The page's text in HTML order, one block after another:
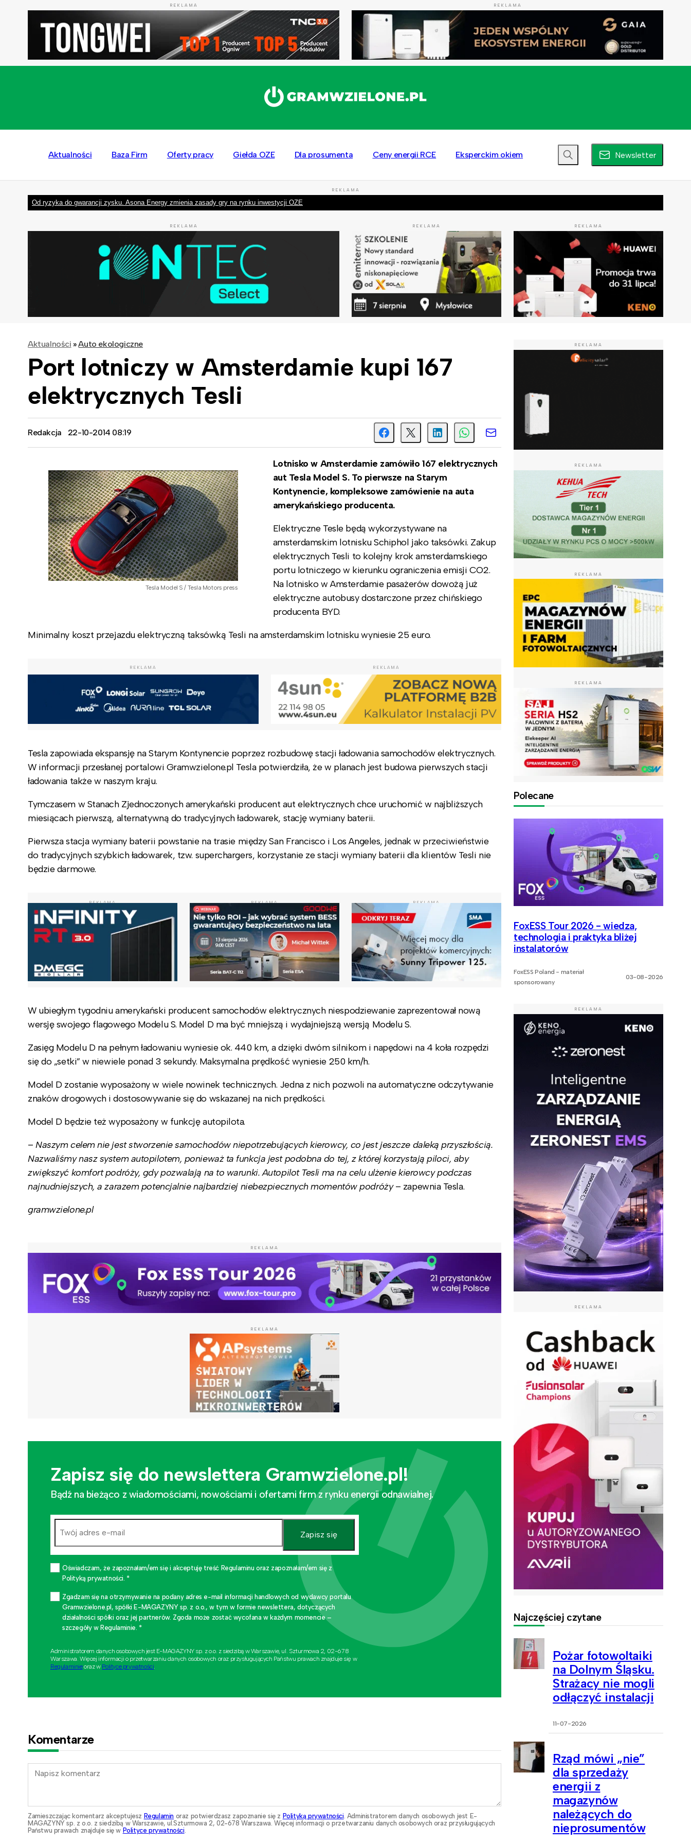
REKLAMA REKLAMA
Aktualności Baza Firm Oferty pracy Giełda OZE Dla prosumenta Ceny energii RCE Eksperckim okiem Newsletter
REKLAMA
Od ryzyka do gwarancji zysku. Asona Energy zmienia zasady gry na rynku inwestycji OZE
REKLAMA REKLAMA REKLAMA
Aktualności »Auto ekologiczne
Port lotniczy w Amsterdamie kupi 167
elektrycznych Tesli
Redakcja 22-10-2014 08:19
Tesla Model S / Tesla Motors press
Lotnisko w Amsterdamie zamówiło 167 elektrycznych
aut Tesla Model S. To pierwsze na Starym
Kontynencie, kompleksowe zamówienie na auta
amerykańskiego producenta.
Elektryczne Tesle będą wykorzystywane na
amsterdamskim lotnisku Schiphol jako taksówki. Zakup
elektrycznych Tesli to kolejny krok amsterdamskiego
portu lotniczego w kierunku ograniczenia emisji CO2.
Na lotnisko w Amsterdamie pasażerów dowożą już
elektryczne autobusy dostarczone przez chińskiego
producenta BYD.
Minimalny koszt przejazdu elektryczną taksówką Tesli na amsterdamskim lotnisku wyniesie 25 euro.
REKLAMA REKLAMA
Tesla zapowiada ekspansję na Starym Kontynencie poprzez rozbudowę stacji ładowania samochodów elektrycznych.
W informacji przesłanej portalowi Gramwzielone.pl Tesla potwierdziła, że w planach jest budowa pierwszych stacji
ładowania także w naszym kraju.
Tymczasem w Stanach Zjednoczonych amerykański producent aut elektrycznych chce uruchomić w najbliższych
miesiącach pierwszą, alternatywną do tradycyjnych ładowarek, stację wymiany baterii.
Pierwsza stacja wymiany baterii powstanie na trasie między San Francisco i Los Angeles, jednak w przeciwieństwie
do tradycyjnych szybkich ładowarek, tzw. superchargers, korzystanie ze stacji wymiany baterii dla klientów Tesli nie
będzie darmowe.
REKLAMA REKLAMA REKLAMA
W ubiegłym tygodniu amerykański producent samochodów elektrycznych niespodziewanie zaprezentował nową
wersję swojego flagowego Modelu S. Model D ma być mniejszą i wydajniejszą wersją Modelu S.
Zasięg Modelu D na pełnym ładowaniu wyniesie ok. 440 km, a dzięki dwóm silnikom i napędowi na 4 koła rozpędzi
się do „setki” w niewiele ponad 3 sekundy. Maksymalna prędkość wyniesie 250 km/h.
Model D zostanie wyposażony w wiele nowinek technicznych. Jedna z nich pozwoli na automatyczne odczytywanie
znaków drogowych i dostosowywanie się do wskazanej na nich prędkości.
Model D będzie też wyposażony w funkcję autopilota.
–Naszym celem nie jest stworzenie samochodów niepotrzebujących kierowcy, co jest jeszcze daleką przyszłością.
Nazwaliśmy nasz system autopilotem, ponieważ ta funkcja jest podobna do tej, z której korzystają piloci, aby
zwiększyć komfort podróży, gdy pozwalają na to warunki. Autopilot Tesli ma na celu ulżenie kierowcy podczas
najnudniejszych, a zarazem potencjalnie najbardziej niebezpiecznych momentów podróży– zapewnia Tesla.
gramwzielone.pl
REKLAMA
REKLAMA
Zapisz się do newslettera Gramwzielone.pl!
Bądź na bieżąco z wiadomościami, nowościami i ofertami firm z rynku energii odnawialnej.
Zapisz się
Oświadczam, że zapoznałam/em się i akceptuję treść Regulaminu oraz zapoznałam/em się z
Polityką prywatności. *
Zgadzam się na otrzymywanie na podany adres e-mail informacji handlowych od wydawcy portalu
Gramwzielone.pl, spółki E-MAGAZYNY sp. z o.o., w tym w formie newslettera, dotyczących
działalności spółki oraz jej partnerów. Zgoda może zostać wycofana w każdym momencie –
szczegóły w Regulaminie. *
Administratorem danych osobowych jest E-MAGAZYNY sp. z o.o. z siedzibą w Warszawie, ul. Szturmowa 2, 02-678
Warszawa. Więcej informacji o przetwarzaniu danych osobowych oraz przysługujących Państwu prawach znajduje się w
Regulaminieoraz w Polityce prywatności
Komentarze
Zamieszczając komentarz akceptujesz Regulamin oraz potwierdzasz zapoznanie się z Polityką prywatności . Administratorem danych osobowych jest E-
MAGAZYNY sp. z o.o. z siedzibą w Warszawie, ul.Szturmowa 2, 02-678 Warszawa. Więcej informacji o przetwarzaniu danych osobowych oraz przysługujących
Państwu prawach znajduje się w Polityce prywatności
REKLAMA
REKLAMA
REKLAMA
REKLAMA
Polecane
FoxESS Tour 2026 - wiedza,
technologia i praktyka bliżej
instalatorów
FoxESS Poland - materiał
sponsorowany
03-08-2026
REKLAMA
REKLAMA
Najczęściej czytane
Pożar fotowoltaiki
na Dolnym Śląsku.
Strażacy nie mogli
odłączyć instalacji
11-07-2026
Rząd mówi „nie”
dla sprzedaży
energii z
magazynów
należących do
nieprosumentów